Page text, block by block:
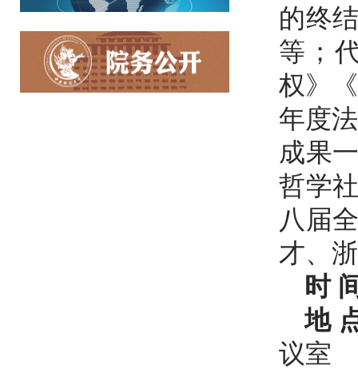
的终
等；
权》
年度
成果
哲学
八届
才、
时
地
议室